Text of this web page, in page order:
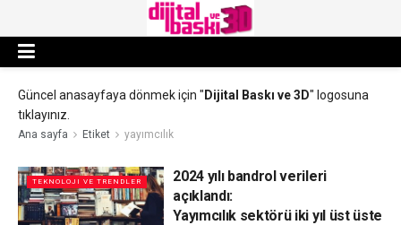
Güncel anasayfaya dönmek için " Dijital Baskı ve 3D" logosuna
tıklayınız.
Ana sayfa Etiket yayımcılık
TEKNOLOJI VE TRENDLER
2024 yılı bandrol verileri
açıklandı:
Yayımcılık sektörü iki yıl üst üste